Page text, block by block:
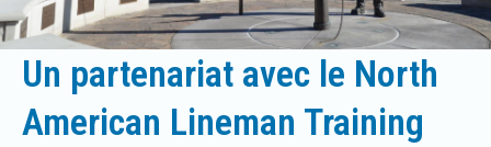
Un partenariat avec le North
American Lineman Training